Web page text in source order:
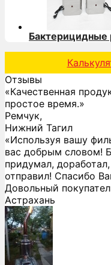
Бактерицидные
Отзывы
«Качественная
простое время.»
Ремчук,
Нижний Тагил
«Используя вашу
вас добрым словом!
придумал,
отправил! Спасибо
Довольный
Астрахань